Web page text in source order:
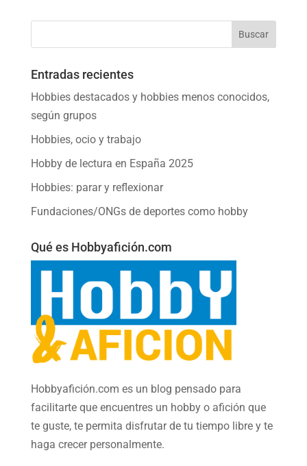
Entradas recientes
Hobbies destacados y hobbies menos conocidos,
según grupos
Hobbies, ocio y trabajo
Hobby de lectura en España 2025
Hobbies: parar y reflexionar
Fundaciones/ONGs de deportes como hobby
Qué es Hobbyafición.com
Hobbyafición.com es un blog pensado para
facilitarte que encuentres un hobby o afición que
te guste, te permita disfrutar de tu tiempo libre y te
haga crecer personalmente.